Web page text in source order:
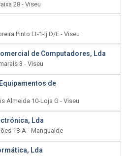
28 - Viseu
Pinto Lt-1-lj D/E - Viseu
de Computadores, Lda
3 - Viseu
de
Almeida 10-Loja G - Viseu
Lda
18-A - Mangualde
Lda